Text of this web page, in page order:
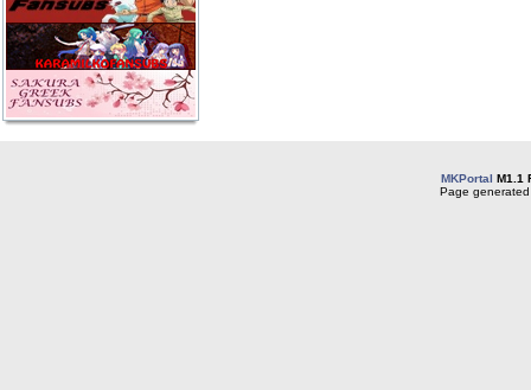
MKPortal M1.1
Page